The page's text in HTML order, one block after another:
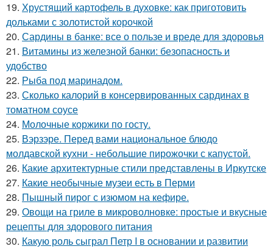
19. Хрустящий картофель в духовке: как приготовить
дольками с золотистой корочкой
20. Сардины в банке: все о пользе и вреде для здоровья
21. Витамины из железной банки: безопасность и
удобство
22. Рыба под маринадом.
23. Сколько калорий в консервированных сардинах в
томатном соусе
24. Молочные коржики по госту.
25. Вэрзэре. Перед вами национальное блюдо
молдавской кухни - небольшие пирожочки с капустой.
26. Какие архитектурные стили представлены в Иркутске
27. Какие необычные музеи есть в Перми
28. Пышный пирог с изюмом на кефире.
29. Овощи на гриле в микроволновке: простые и вкусные
рецепты для здорового питания
30. Какую роль сыграл Петр I в основании и развитии